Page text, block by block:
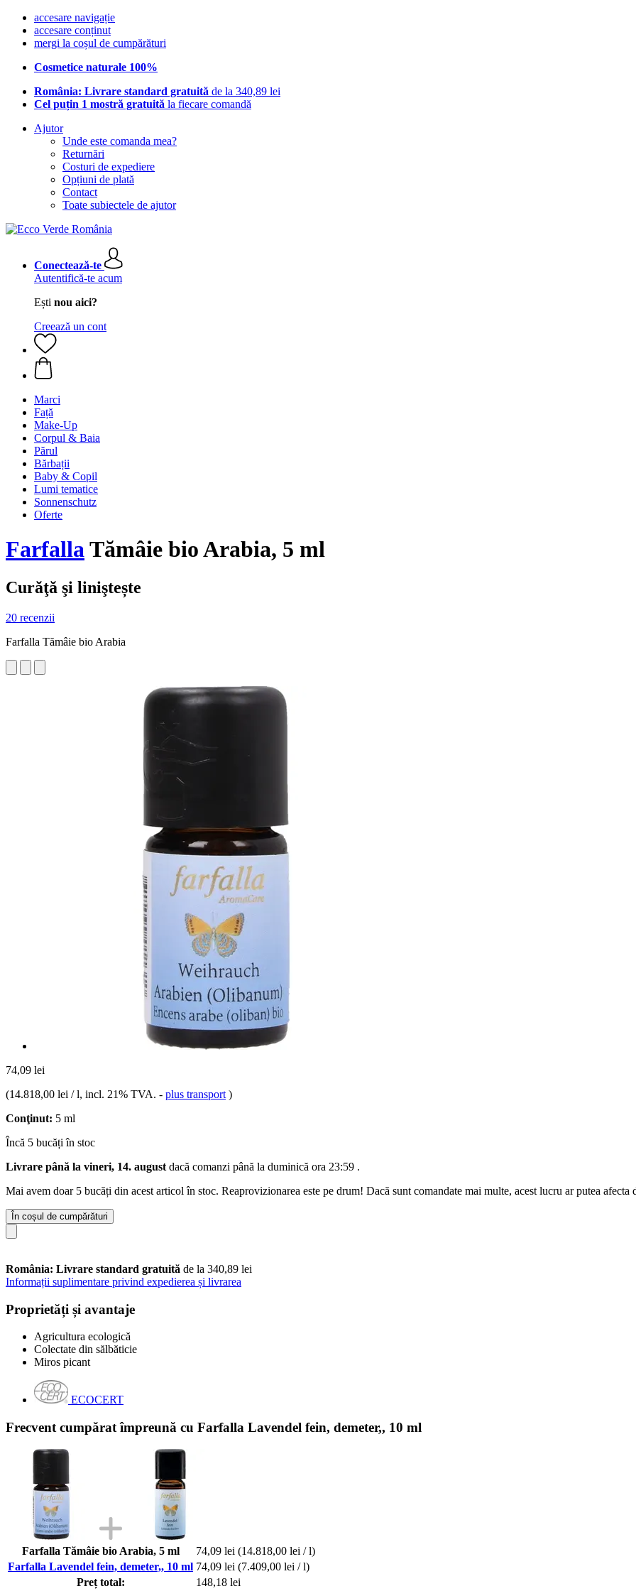
accesare navigație
accesare conținut
mergi la coșul de cumpărături
Cosmetice naturale 100%
România: Livrare standard gratuită de la 340,89 lei
Cel puțin 1 mostră gratuită la fiecare comandă
Ajutor
Unde este comanda mea?
Returnări
Costuri de expediere
Opțiuni de plată
Contact
Toate subiectele de ajutor
Conectează-te
Autentifică-te acum
Ești nou aici?
Creează un cont
Marci
Față
Make-Up
Corpul & Baia
Părul
Bărbații
Baby & Copil
Lumi tematice
Sonnenschutz
Oferte
FarfallaTămâie bio Arabia, 5 ml
Curăţă şi liniştește
20 recenzii
Farfalla Tămâie bio Arabia
74,09 lei
(14.818,00 lei / l, incl. 21% TVA. - plus transport )
Conţinut: 5 ml
Încă 5 bucăți în stoc
Livrare până la vineri, 14. august dacă comanzi până la duminică ora 23:59 .
Mai avem doar 5 bucăți din acest articol în stoc. Reaprovizionarea este pe drum! Dacă sunt comandate mai multe, acest lucru ar putea afecta
În coșul de cumpărături
România: Livrare standard gratuită de la 340,89 lei
Informații suplimentare privind expedierea și livrarea
Proprietăți și avantaje
Agricultura ecologică
Colectate din sălbăticie
Miros picant
ECOCERT
Frecvent cumpărat împreună cu Farfalla Lavendel fein, demeter,, 10 ml
Farfalla Tămâie bio Arabia, 5 ml 74,09 lei (14.818,00 lei / l)
Farfalla Lavendel fein, demeter,, 10 ml 74,09 lei (7.409,00 lei / l)
Preț total:
148,18 lei